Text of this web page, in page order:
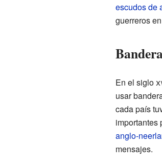
escudos de
guerreros
En el siglo
usar
cada país
importantes
anglo-
mensajes.